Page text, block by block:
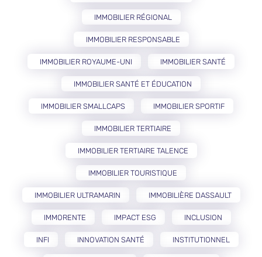
IMMOBILIER RÉGIONAL
IMMOBILIER RESPONSABLE
IMMOBILIER ROYAUME-UNI IMMOBILIER SANTÉ
IMMOBILIER SANTÉ ET ÉDUCATION
IMMOBILIER SMALLCAPS IMMOBILIER SPORTIF
IMMOBILIER TERTIAIRE
IMMOBILIER TERTIAIRE TALENCE
IMMOBILIER TOURISTIQUE
IMMOBILIER ULTRAMARIN IMMOBILIÈRE DASSAULT
IMMORENTE IMPACT ESG INCLUSION
INFI INNOVATION SANTÉ INSTITUTIONNEL